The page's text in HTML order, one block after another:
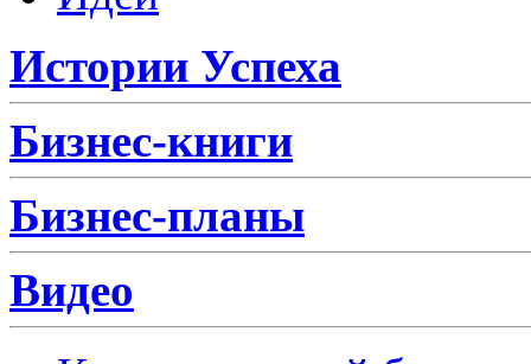
Истории Успеха
Бизнес-книги
Бизнес-планы
Видео